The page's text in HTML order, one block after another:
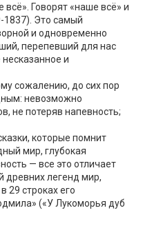
Говорят «наше всё» и
1837). Это самый
и одновременно
перепевший для нас
и
сожалению, до сих пор
невозможно
не потеряв напевность;
которые помнит
мир, глубокая
— все это отличает
древних легенд мир,
29 строках его
(«У Лукоморья дуб